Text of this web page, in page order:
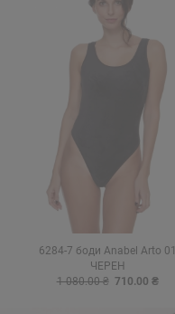
6284-7 боди Anabel Arto 01
ЧЕРЕН
1 080.00 ₴ 710.00 ₴